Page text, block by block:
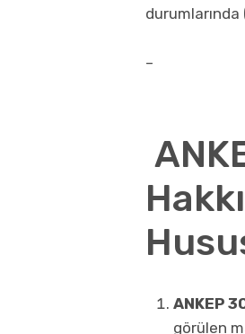
durumlarında
–
ANKEP
görülen